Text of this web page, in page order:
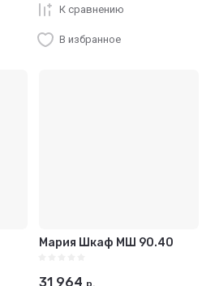
К сравнению
В избранное
Мария Шкаф МШ 90.40
31 964 р.